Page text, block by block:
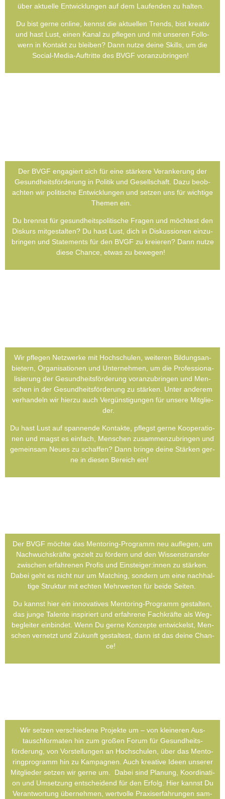
über aktu­el­le Ent­wick­lun­gen auf dem Lau­fen­den zu hal­ten.
Du bist ger­ne online, kennst die aktu­el­len Trends, bist krea­tiv
und hast Lust, einen Kanal zu pfle­gen und mit unse­ren Fol­lo­
wern in Kon­takt zu blei­ben? Dann nut­ze dei­ne Skills, um die
Social-Media-Auf­trit­te des BVGF vor­an­zu­brin­gen!
Der BVGF enga­giert sich für eine stär­ke­re Ver­an­ke­rung der
Gesund­heits­förderung in Poli­tik und Gesell­schaft. Dazu beob­
ach­ten wir poli­ti­sche Ent­wick­lun­gen und set­zen uns für wich­ti­ge
The­men ein.
Du brennst für gesund­heits­po­li­ti­sche Fra­gen und möch­test den
Dis­kurs mit­ge­stal­ten? Du hast Lust, dich in Dis­kus­sio­nen ein­zu­
brin­gen und State­ments für den BVGF zu kre­ieren? Dann nut­ze
die­se Chan­ce, etwas zu bewe­gen!
Wir pfle­gen Netz­wer­ke mit Hoch­schu­len, wei­te­ren Bil­dungs­an­
bie­tern, Orga­ni­sa­tio­nen und Unter­neh­men, um die Pro­fes­sio­na­
li­sie­rung der Gesund­heits­förderung vor­an­zu­brin­gen und Men­
schen in der Gesund­heits­förderung zu stär­ken. Unter ande­rem
ver­han­deln wir hier­zu auch Ver­güns­ti­gun­gen für unse­re Mit­glie­
der.
Du hast Lust auf span­nen­de Kon­tak­te, pflegst ger­ne Koope­ra­tio­
nen und magst es ein­fach, Men­schen zusam­men­zu­brin­gen und
gemein­sam Neu­es zu schaf­fen? Dann brin­ge dei­ne Stär­ken ger­
ne in die­sen Bereich ein!
Der BVGF möch­te das Men­to­ring-Pro­gramm neu auf­le­gen, um
Nach­wuchs­kräf­te gezielt zu för­dern und den Wis­sens­trans­fer
zwi­schen erfah­re­nen Pro­fis und Einsteiger:innen zu stär­ken.
Dabei geht es nicht nur um Matching, son­dern um eine nach­hal­
ti­ge Struk­tur mit ech­ten Mehr­wer­ten für bei­de Sei­ten.
Du kannst hier ein inno­va­ti­ves Men­to­ring-Pro­gramm gestal­ten,
das jun­ge Talen­te inspi­riert und erfah­re­ne Fach­kräf­te als Weg­
be­glei­ter ein­bin­det. Wenn Du ger­ne Kon­zep­te ent­wi­ckelst, Men­
schen ver­netzt und Zukunft gestal­test, dann ist das dei­ne Chan­
ce!
Wir set­zen ver­schie­de­ne Pro­jek­te um – von klei­ne­ren Aus­
tausch­for­ma­ten hin zum gro­ßen Forum für Gesund­heits­
förderung, von Vor­stel­lun­gen an Hoch­schu­len, über das Men­to­
ring­pro­gramm hin zu Kam­pa­gnen. Auch krea­ti­ve Ideen unse­rer
Mit­glie­der set­zen wir ger­ne um.
Dabei sind Pla­nung, Koor­di­na­ti­
on und Umset­zung ent­schei­dend für den Erfolg. Hier kannst Du
Ver­ant­wor­tung über­neh­men, wert­vol­le Pra­xis­er­fah­run­gen sam­